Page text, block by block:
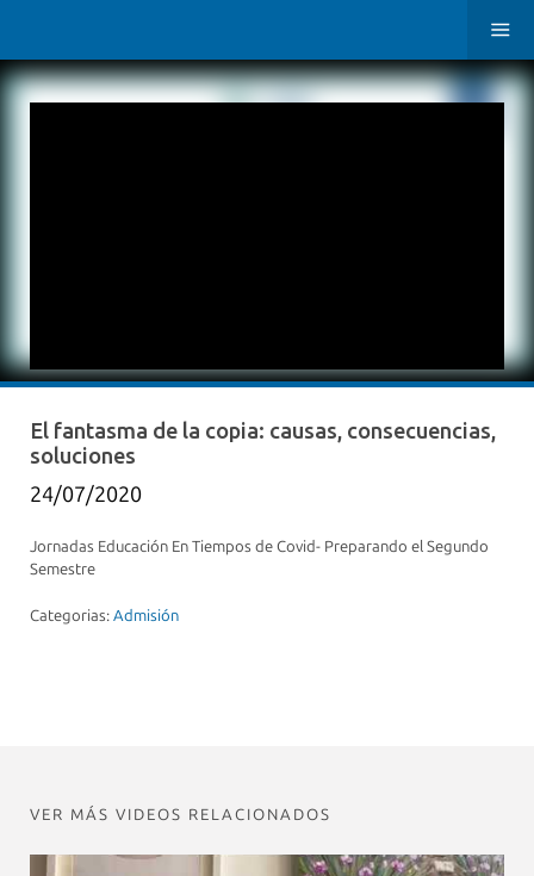
El fantasma de la copia: causas, consecuencias,
soluciones
24/07/2020
Jornadas Educación En Tiempos de Covid- Preparando el Segundo
Semestre
Categorias: Admisión
VER MÁS VIDEOS RELACIONADOS